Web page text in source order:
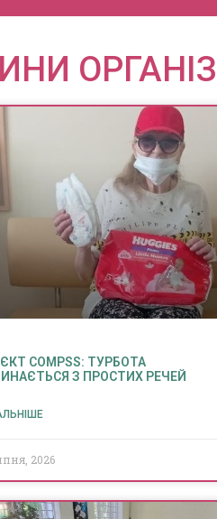
COMPSS: ТУРБОТА
З ПРОСТИХ РЕЧЕЙ
2026